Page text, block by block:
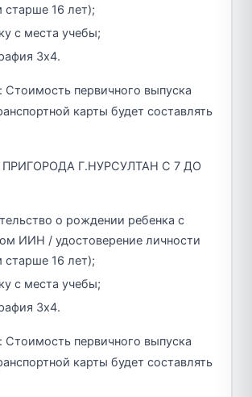
старше 16 лет);
с места учебы;
3х4.
Стоимость первичного выпуска
карты будет составлять
Г.НУРСУЛТАН С 7 ДО
о рождении ребенка с
ИИН / удостоверение личности
старше 16 лет);
с места учебы;
3х4.
Стоимость первичного выпуска
карты будет составлять